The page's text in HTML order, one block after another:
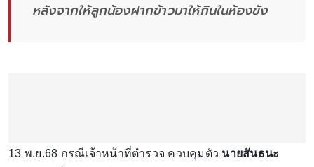
หลังจากให้ลูกน้องฝากข้าวมาให้กินในห้องขัง
13 พ.ย.68 กรณีเจ้าหน้าที่ตำรวจ ควบคุมตัว นายสันธนะ